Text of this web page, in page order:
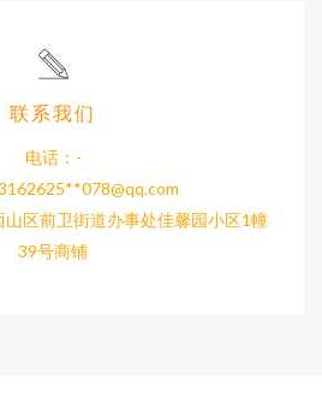
联系我们
电话：-
078@qq.com
区前卫街道办事处佳馨园小区1幢
39号商铺